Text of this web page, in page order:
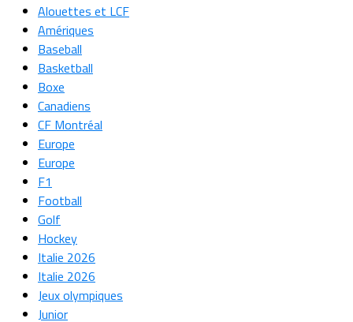
Alouettes et LCF
Amériques
Baseball
Basketball
Boxe
Canadiens
CF Montréal
Europe
Europe
F1
Football
Golf
Hockey
Italie 2026
Italie 2026
Jeux olympiques
Junior